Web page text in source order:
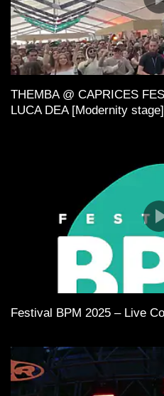
THEMBA @ CAPRICES
LUCA DEA [Modernity stage]
Festival BPM 2025 – Live